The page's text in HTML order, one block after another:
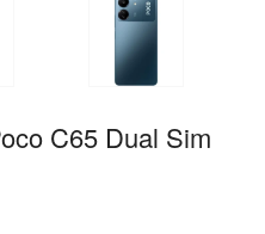
C65 Dual Sim